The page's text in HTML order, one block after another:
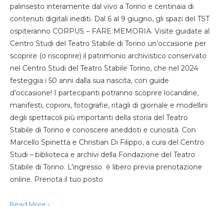
palinsesto interamente dal vivo a Torino e centinaia di
contenuti digitali inediti. Dal 6 al 9 giugno, gli spazi del TST
ospiteranno CORPUS – FARE MEMORIA. Visite guidate al
Centro Studi del Teatro Stabile di Torino un’occasione per
scoprire (o riscoprire) il patrimonio archivistico conservato
nel Centro Studi del Teatro Stabile Torino, che nel 2024
festeggia i 50 anni dalla sua nascita, con guide
d’occasione! I partecipanti potranno scoprire locandine,
manifesti, copioni, fotografie, ritagli di giornale e modellini
degli spettacoli più importanti della storia del Teatro
Stabile di Torino e conoscere aneddoti e curiosità. Con
Marcello Spinetta e Christian Di Filippo, a cura del Centro
Studi – biblioteca e archivi della Fondazione del Teatro
Stabile di Torino. L’ingresso è libero previa prenotazione
online. Prenota il tuo posto
Read More ›